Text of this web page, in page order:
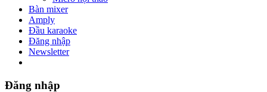
Bàn mixer
Amply
Đầu karaoke
Đăng nhập
Newsletter
Đăng nhập